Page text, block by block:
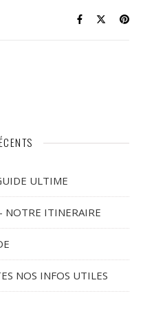
ULTIME
NOTRE ITINERAIRE
NOS INFOS UTILES